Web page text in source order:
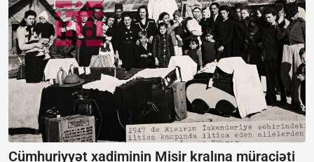
Cümhuriyyət xadiminin Misir kralına müraciəti